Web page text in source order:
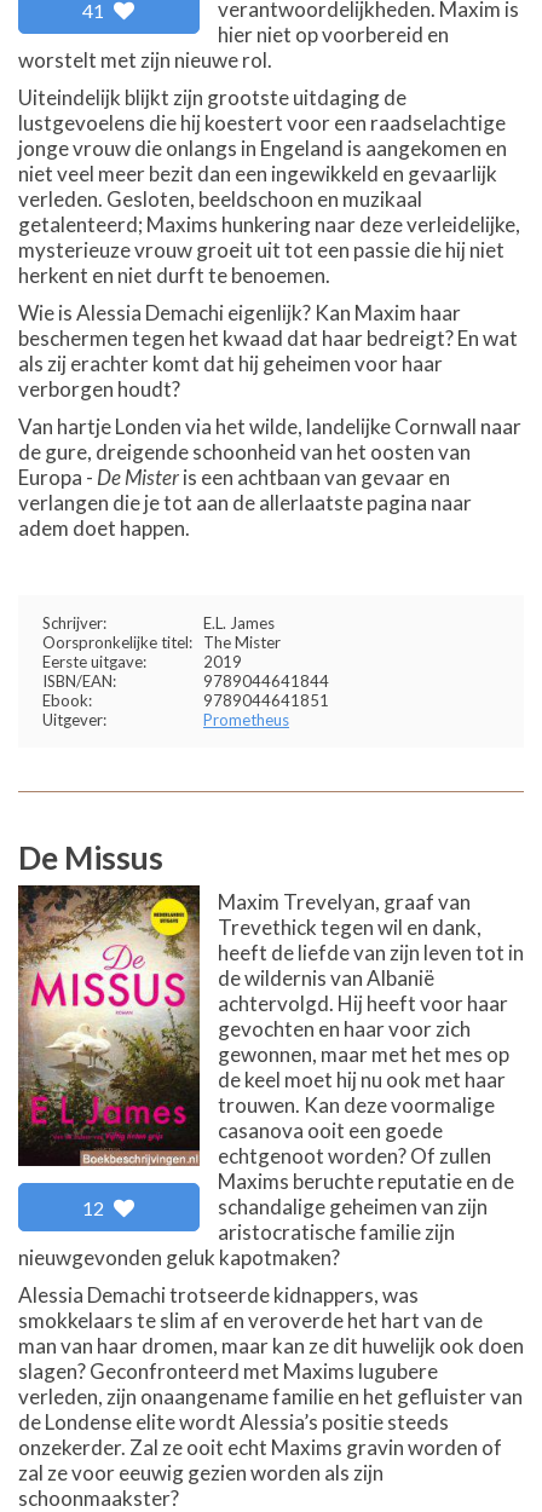
41
verantwoordelijkheden. Maxim is
hier niet op voorbereid en
worstelt met zijn nieuwe rol.
Uiteindelijk blijkt zijn grootste uitdaging de
lustgevoelens die hij koestert voor een raadselachtige
jonge vrouw die onlangs in Engeland is aangekomen en
niet veel meer bezit dan een ingewikkeld en gevaarlijk
verleden. Gesloten, beeldschoon en muzikaal
getalenteerd; Maxims hunkering naar deze verleidelijke,
mysterieuze vrouw groeit uit tot een passie die hij niet
herkent en niet durft te benoemen.
Wie is Alessia Demachi eigenlijk? Kan Maxim haar
beschermen tegen het kwaad dat haar bedreigt? En wat
als zij erachter komt dat hij geheimen voor haar
verborgen houdt?
Van hartje Londen via het wilde, landelijke Cornwall naar
de gure, dreigende schoonheid van het oosten van
Europa - De Misteris een achtbaan van gevaar en
verlangen die je tot aan de allerlaatste pagina naar
adem doet happen.
Schrijver:
E.L. James
Oorspronkelijke titel:
The Mister
Eerste uitgave:
2019
ISBN/EAN:
9789044641844
Ebook:
9789044641851
Uitgever:
Prometheus
De Missus
12
Maxim Trevelyan, graaf van
Trevethick tegen wil en dank,
heeft de liefde van zijn leven tot in
de wildernis van Albanië
achtervolgd. Hij heeft voor haar
gevochten en haar voor zich
gewonnen, maar met het mes op
de keel moet hij nu ook met haar
trouwen. Kan deze voormalige
casanova ooit een goede
echtgenoot worden? Of zullen
Maxims beruchte reputatie en de
schandalige geheimen van zijn
aristocratische familie zijn
nieuwgevonden geluk kapotmaken?
Alessia Demachi trotseerde kidnappers, was
smokkelaars te slim af en veroverde het hart van de
man van haar dromen, maar kan ze dit huwelijk ook doen
slagen? Geconfronteerd met Maxims lugubere
verleden, zijn onaangename familie en het gefluister van
de Londense elite wordt Alessia’s positie steeds
onzekerder. Zal ze ooit echt Maxims gravin worden of
zal ze voor eeuwig gezien worden als zijn
schoonmaakster?